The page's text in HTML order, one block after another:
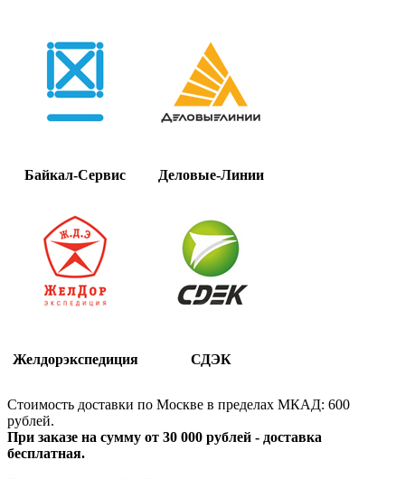
Байкал-Сервис Деловые-Линии
Желдорэкспедиция СДЭК
Стоимость доставки по Москве в пределах МКАД: 600
рублей.
При заказе на сумму от 30 000 рублей - доставка
бесплатная.